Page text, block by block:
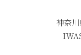
神奈